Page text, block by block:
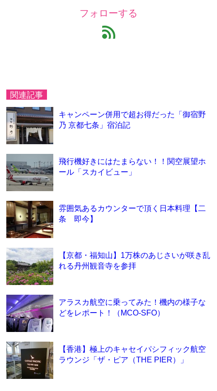
フォローする
feed
関連記事
キャンペーン併用で超お得だった「御宿野
乃 京都七条」宿泊記
飛行機好きにはたまらない！！関空展望ホ
ール「スカイビュー」
雰囲気あるカウンターで頂く日本料理【二
条 即今】
【京都・福知山】1万株のあじさいが咲き乱
れる丹州観音寺を参拝
アラスカ航空に乗ってみた！機内の様子な
どをレポート！（MCO-SFO）
【香港】極上のキャセイパシフィック航空
ラウンジ「ザ・ピア（THE PIER）」